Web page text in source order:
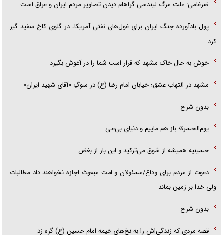
ضرغامی: علت مرگ لیندسی گراهام دیدن تصاویر مردم ایران و عراق است
پول بادآورده جنگ ایران برای غول‌های نفتی آمریکا، در گلوی کاخ سفید گیر
کرد
خوش به حال خاک مشهد که قرار است شما را در آغوش بگیرد
مشهد در التهاب عشق؛ خیابان امام رضا (ع) در سوگِ «آقای شهید ایران»
بدون شرح
یوم‌الحسرة؛ باز هم ماییم و دنیای بی‌علی
حسینیه همیشه از شوق می‌ترکید و این بار از بغض
دعوت از مردم برای وداع/مسئولان و امت مبعوث اجازه نخواهند داد مطالبات
ولی خدا بر زمین بماند
بدون شرح
قصه مردی که زندگی‌اش را به نخ‌های خیمه امام حسین (ع) گره زد